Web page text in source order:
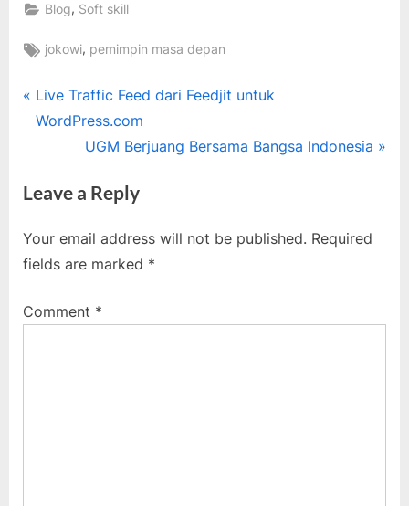
Blog, Soft skill
Tags:
jokowi, pemimpin masa depan
Post
navigation
P
r
i
u
s
o
Live Traffic Feed dari Feedjit untuk
WordPress.com
N
x
P
o
t
UGM Berjuang Bersama Bangsa Indonesia
Leave a Reply
Your email address will not be published. Required
fields are marked *
Comment *